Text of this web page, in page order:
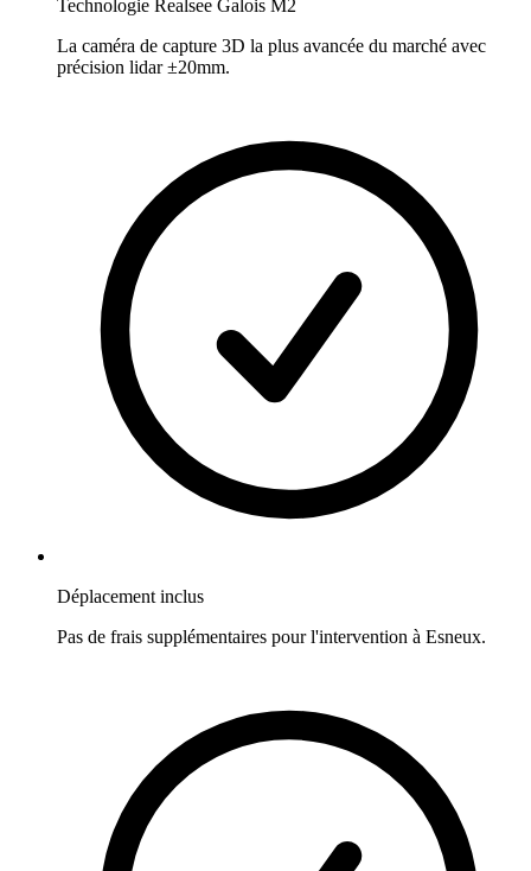
Technologie Realsee Galois M2
La caméra de capture 3D la plus avancée du marché avec
précision lidar ±20mm.
Déplacement inclus
Pas de frais supplémentaires pour l'intervention à Esneux.